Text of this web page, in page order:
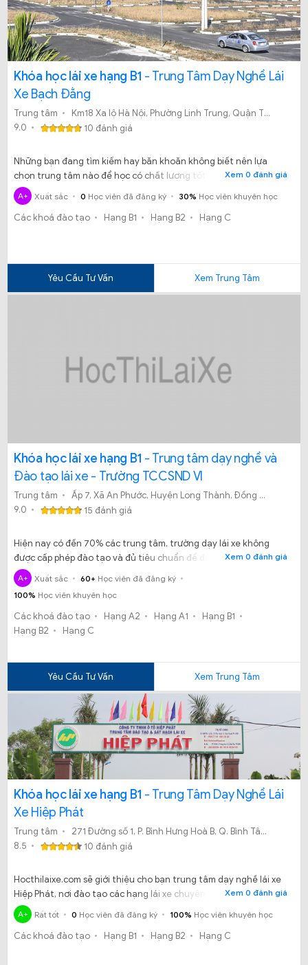
Khóa học lái xe hạng B1 - Trung Tâm Dạy Nghề Lái
Xe Bạch Đằng
Trung tâm
Km18 Xa lộ Hà Nội, Phường Linh Trung, Quận Thủ Đức, TP.HCM Khóa học:
9.0
10 đánh giá
Những bạn đang tìm kiếm hay băn khoăn không biết nên lựa
chọn trung tâm nào để học có chất lượng tốt mà lại có bằng
sớm, sự lựa chọn tốt nhất dành cho bạn chính là Trung tâm đào
tạo lái xe Bạch Đằng.
Xem 0 đánh giá
A+ Xuất sắc 0 Học viên đã đăng ký 30% Học viên khuyên học
Các khoá đào tạo Hạng B1 Hạng B2 Hạng C
Yêu Cầu Tư Vấn Xem Trung Tâm
Khóa học lái xe hạng B1 - Trung tâm dạy nghề và
Đào tạo lái xe - Trường TCCSND VI
Trung tâm
Ấp 7, Xã An Phước, Huyện Long Thành, Đồng Nai
9.0
15 đánh giá
Hiện nay có đến 70% các trung tâm, trường dạy lái xe không
được cấp phép đào tạo và đủ tiêu chuẩn để đào tạo cấp bằng lái
xe. Các trung tâm nhỏ lẻ mọc lên lấy tư các là chi nhánh tuyển
sinh của trường này, trường kia nhưng thực chất đều là lừa đảo.
Vậy học tại đâu là uy tín? Học tại Trung tâm dạy nghề và Đào
tạo lái xe - Trường TCCSND VI có tốt không?
Xem 0 đánh giá
A+ Xuất sắc 60+ Học viên đã đăng ký
100% Học viên khuyên học
Các khoá đào tạo Hạng A2 Hạng A1
Hạng B1
Hạng B2
Hạng C
Yêu Cầu Tư Vấn Xem Trung Tâm
Khóa học lái xe hạng B1 - Trung Tâm Dạy Nghề Lái
Xe Hiệp Phát
Trung tâm
271 Đường số 1, P. Bình Hưng Hoà B, Q. Bình Tân, Tp.Hồ Chí Minh
8.5
10 đánh giá
Hocthilaixe.com sẽ giới thiệu cho bạn trung tâm dạy nghề lái xe
Hiệp Phát, nơi đào tạo các hạng lái xe chuyên nghiệp, uy tín nhất
khu vực TP Hồ Chí Minh.
Xem 0 đánh giá
A+ Rất tốt 0 Học viên đã đăng ký 100% Học viên khuyên học
Các khoá đào tạo Hạng B1 Hạng B2 Hạng C